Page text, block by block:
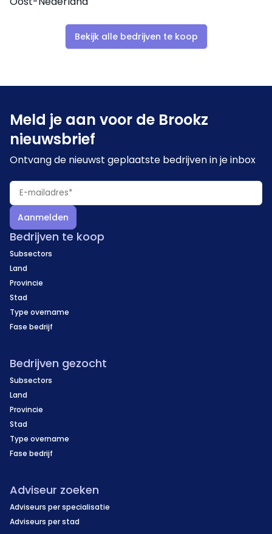
personeelsuitbreiding kan gemakkelijk verdere groei
worden behaald.
transactievorm in
aangeboden, maar een meerderheidsbelang is ook
bespreekbaar. Het vastgoed is ook beschikbaar voor
bespreekbaar.
Bekijk alle bedrijven te koop
Meld je aan voor de Brookz
nieuwsbrief
Ontvang de nieuwst geplaatste bedrijven in je inbox
Aanmelden
Bedrijven te koop
Subsectors
Land
Provincie
Stad
Type overname
Fase bedrijf
Bedrijven gezocht
Subsectors
Land
Provincie
Stad
Type overname
Fase bedrijf
Adviseur zoeken
Adviseurs per specialisatie
Adviseurs per stad